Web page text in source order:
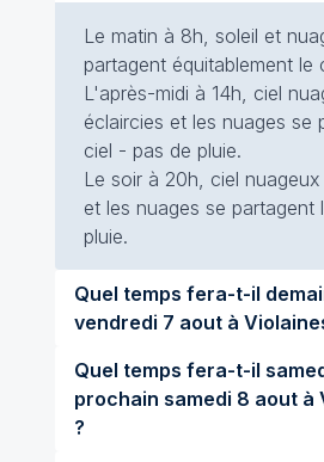
Le matin à 8h, soleil et
partagent équitablement le
L'après-midi à 14h, ciel
éclaircies et les nuages se
ciel - pas de pluie.
Le soir à 20h, ciel
et les nuages se partagent
pluie.
Quel temps fera-t-il
vendredi 7 aout à
Quel temps fera-t-il
prochain samedi 8 aout à Violaines
?